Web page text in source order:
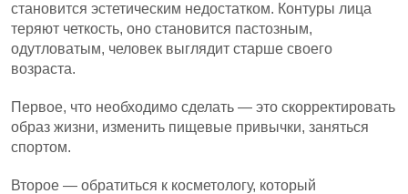
становится эстетическим недостатком. Контуры лица
теряют четкость, оно становится пастозным,
одутловатым, человек выглядит старше своего
возраста.
Первое, что необходимо сделать — это скорректировать
образ жизни, изменить пищевые привычки, заняться
спортом.
Второе — обратиться к косметологу, который